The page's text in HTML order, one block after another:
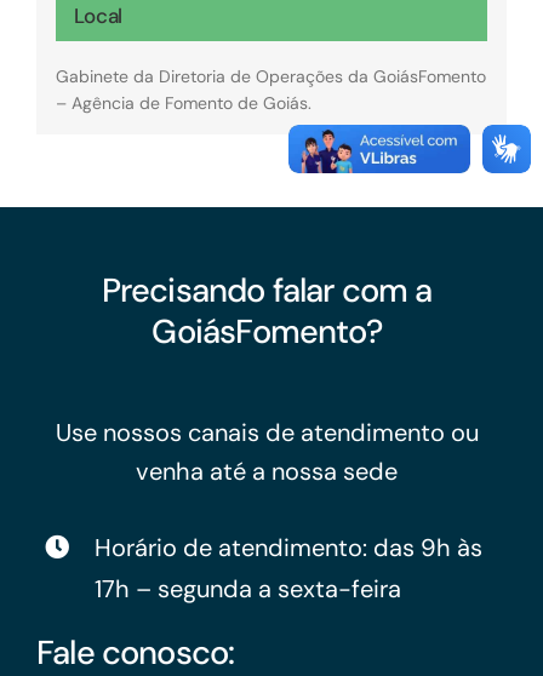
Local
Gabinete da Diretoria de Operações da GoiásFomento
– Agência de Fomento de Goiás.
Precisando falar com a
GoiásFomento?
Use nossos canais de atendimento ou
venha até a nossa sede
Horário de atendimento: das 9h às
17h – segunda a sexta-feira
Fale conosco: